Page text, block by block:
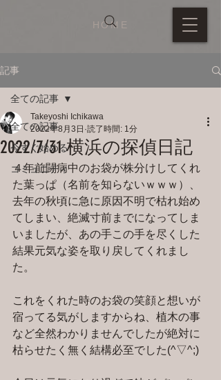
HOME
記事
全ての記事
今すぐ始める
コミュニティ
全ての記事
2022/7/31 横浜の探偵日記
Takeyoshi Ichikawa
2022年8月3日 読了時間: 1分
４年前闘病中のお袋が株分けしてくれ
た葉っぱ（名前を知らないｗｗｗ）、
去年の秋頃に急に原因不明で枯れ始め
てしまい、絶滅寸前までになってしま
いましたが、あの手この手を尽くした
結果元気な姿を取り戻してくれまし
た。
これをくれた時のお袋の笑顔と想いが
宿ってる気がしますからね、植木の事
など全然わかりませんでしたが絶対に
枯らせたく無く結構必至でした(^▽^;)